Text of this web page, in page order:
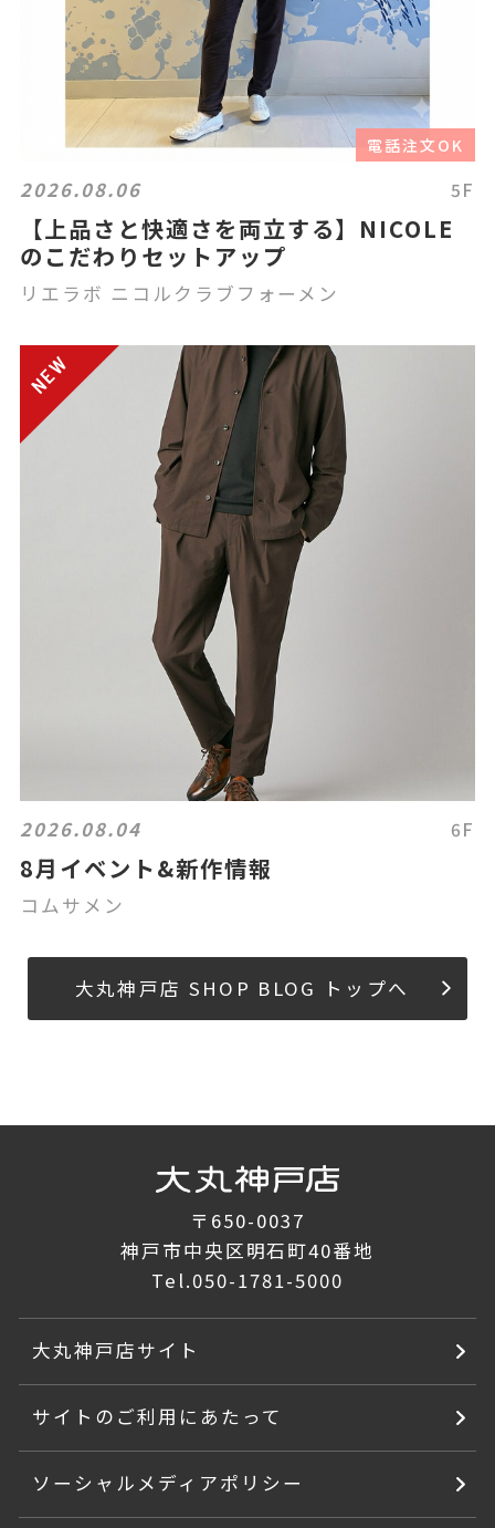
電話注文OK
2026.08.06 5F
【上品さと快適さを両立する】NICOLE
のこだわりセットアップ
リエラボ ニコルクラブフォーメン
2026.08.04 6F
8月イベント&新作情報
コムサメン
大丸神戸店 SHOP BLOG トップへ
〒650-0037
神戸市中央区明石町40番地
Tel.050-1781-5000
大丸神戸店サイト
サイトのご利用にあたって
ソーシャルメディアポリシー